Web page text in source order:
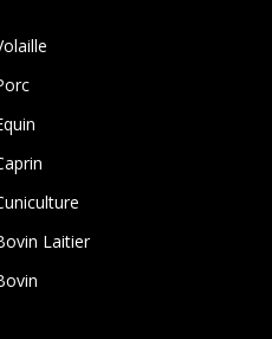
Laitier